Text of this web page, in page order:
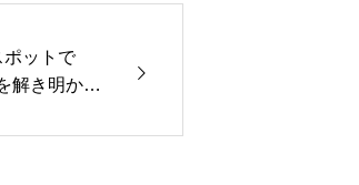
ットで
解き明かせ